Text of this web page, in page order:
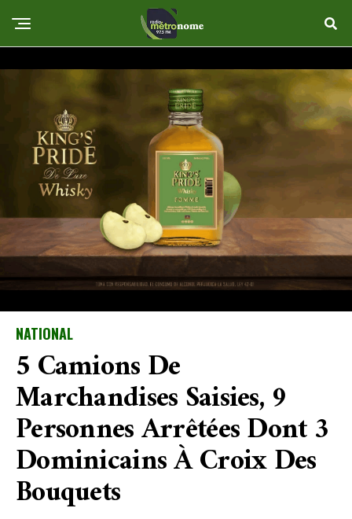
NATIONAL
5 Camions De
Marchandises Saisies, 9
Personnes Arrêtées Dont 3
Dominicains À Croix Des
Bouquets